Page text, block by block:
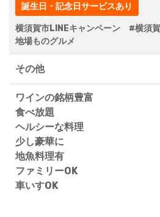
誕生日・記念日サービスあり
横須賀市LINEキャンペーン #横須賀
地場ものグルメ
その他
ワインの銘柄豊富
食べ放題
ヘルシーな料理
少し豪華に
地魚料理有
ファミリーOK
車いすOK